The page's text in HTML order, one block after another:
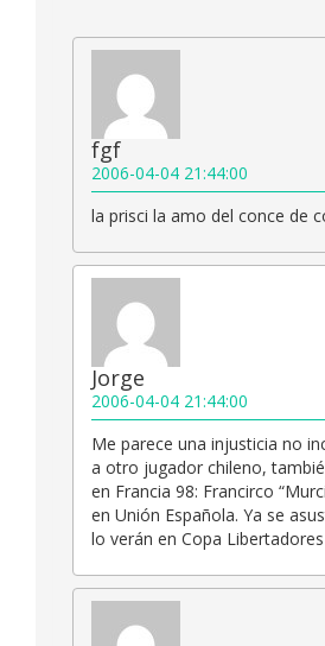
fgf
2006-04-04 21:44:00
la prisci la amo del conce de
Jorge
2006-04-04 21:44:00
Me parece una injusticia no
a otro jugador chileno,
en Francia 98: Francirco
en Unión Española. Ya se
lo verán en Copa Libertadores